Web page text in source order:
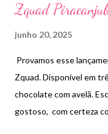
Zquad
junho 20, 2025
Provamos esse
Zquad. Disponível em
chocolate com avelã.
gostoso, com certeza